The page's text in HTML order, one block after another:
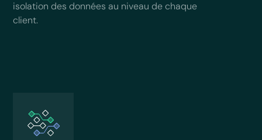
isolation des données au niveau de chaque
client.